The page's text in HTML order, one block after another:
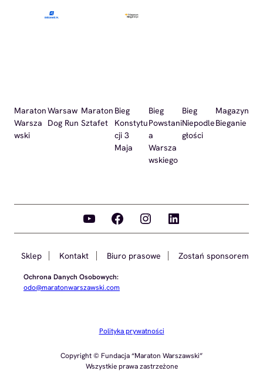
Maraton
Warsza
wski
Warsaw
Dog Run
Maraton
Sztafet
Bieg
Konstytu
cji 3
Maja
Bieg
Powstani
a
Warsza
wskiego
Bieg
Niepodle
głości
Magazyn
Bieganie
YouTube Facebook Instagram LinkedIn
Sklep Kontakt Biuro prasowe Zostań sponsorem
Ochrona Danych Osobowych:
odo@maratonwarszawski.com
Polityka prywatności
Copyright © Fundacja “Maraton Warszawski”
Wszystkie prawa zastrzeżone